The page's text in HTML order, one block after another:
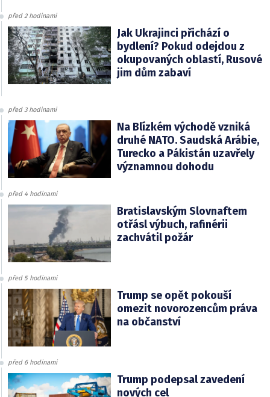
před 2 hodinami
Jak Ukrajinci přichází o
bydlení? Pokud odejdou z
okupovaných oblastí, Rusové
jim dům zabaví
před 3 hodinami
Na Blízkém východě vzniká
druhé NATO. Saudská Arábie,
Turecko a Pákistán uzavřely
významnou dohodu
před 4 hodinami
Bratislavským Slovnaftem
otřásl výbuch, rafinérii
zachvátil požár
před 5 hodinami
Trump se opět pokouší
omezit novorozencům práva
na občanství
před 6 hodinami
Trump podepsal zavedení
nových cel